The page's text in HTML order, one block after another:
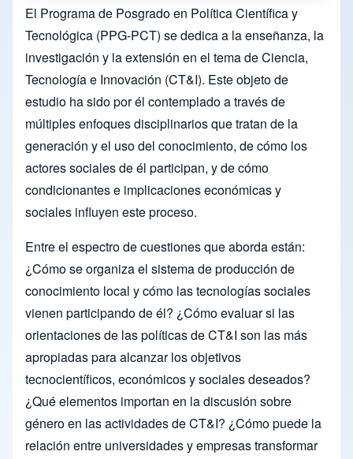
El Programa de Posgrado en Política Científica y
Tecnológica (PPG-PCT) se dedica a la enseñanza, la
investigación y la extensión en el tema de Ciencia,
Tecnología e Innovación (CT&I). Este objeto de
estudio ha sido por él contemplado a través de
múltiples enfoques disciplinarios que tratan de la
generación y el uso del conocimiento, de cómo los
actores sociales de él participan, y de cómo
condicionantes e implicaciones económicas y
sociales influyen este proceso.
Entre el espectro de cuestiones que aborda están:
¿Cómo se organiza el sistema de producción de
conocimiento local y cómo las tecnologías sociales
vienen participando de él? ¿Cómo evaluar si las
orientaciones de las políticas de CT&I son las más
apropiadas para alcanzar los objetivos
tecnocientíficos, económicos y sociales deseados?
¿Qué elementos importan en la discusión sobre
género en las actividades de CT&I? ¿Cómo puede la
relación entre universidades y empresas transformar